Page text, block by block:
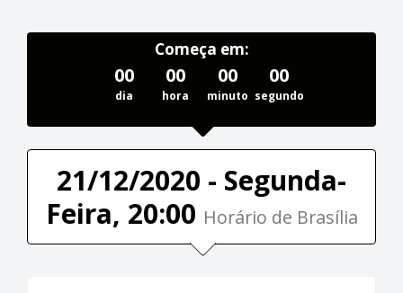
Começa em:
00
dia
00
hora
00
minuto
00
segundo
21/12/2020 - Segunda-
Feira, 20:00 Horário de Brasília